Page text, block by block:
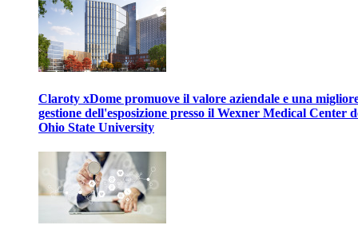
Claroty xDome promuove il valore aziendale e una
gestione dell'esposizione presso il Wexner Medical Center
Ohio State University